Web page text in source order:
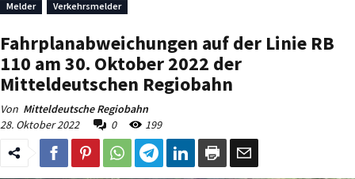
Melder Verkehrsmelder
Fahrplanabweichungen auf der Linie RB
110 am 30. Oktober 2022 der
Mitteldeutschen Regiobahn
Von Mitteldeutsche Regiobahn
28. Oktober 2022
0 199